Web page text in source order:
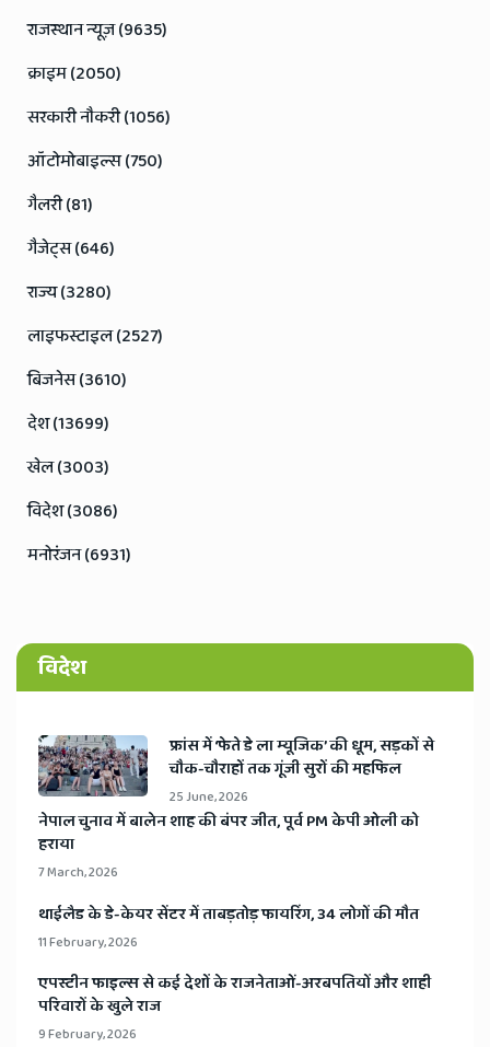
राजस्थान न्यूज़ (9635)
क्राइम (2050)
सरकारी नौकरी (1056)
ऑटोमोबाइल्स (750)
गैलरी (81)
गैजेट्स (646)
राज्य (3280)
लाइफस्टाइल (2527)
बिजनेस (3610)
देश (13699)
खेल (3003)
विदेश (3086)
मनोरंजन (6931)
विदेश
​फ्रांस में ‘फेते डे ला म्यूजिक’ की धूम, सड़कों से
चौक-चौराहों तक गूंजी सुरों की महफिल
25 June, 2026
​नेपाल चुनाव में बालेन शाह की बंपर जीत, पूर्व PM केपी ओली को
हराया
7 March, 2026
​थाईलैड के डे-केयर सेंटर में ताबड़तोड़ फायरिंग, 34 लोगों की मौत
11 February, 2026
​एपस्टीन फाइल्स से कई देशों के राजनेताओं-अरबपतियों और शाही
परिवारों के खुले राज
9 February, 2026